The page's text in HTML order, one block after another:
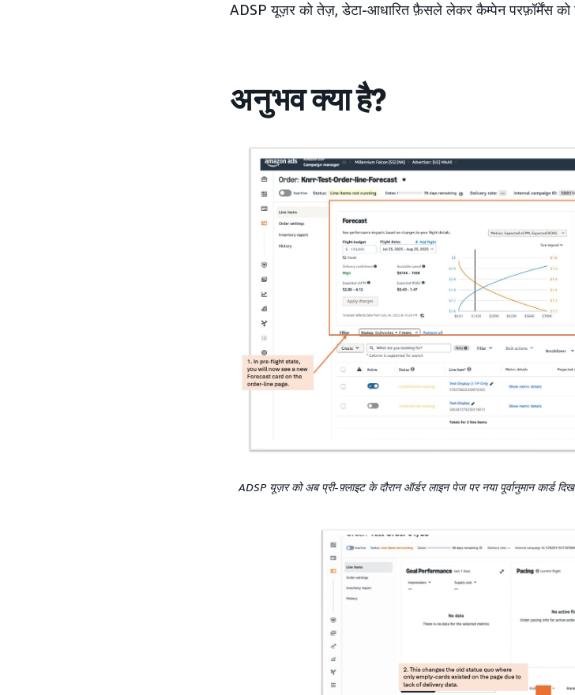
ADSP यूज़र को तेज़, डेटा-आधारित फ़ैसले लेकर कैम्पेन परफ़ॉर्मेंस को
अनुभव क्या है?
ADSP यूज़र को अब प्री-फ़्लाइट के दौरान ऑर्डर लाइन पेज पर नया पूर्वानुमान कार्ड